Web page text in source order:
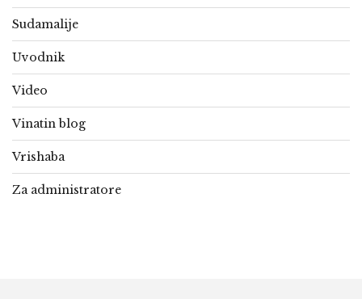
Sudamalije
Uvodnik
Video
Vinatin blog
Vrishaba
Za administratore